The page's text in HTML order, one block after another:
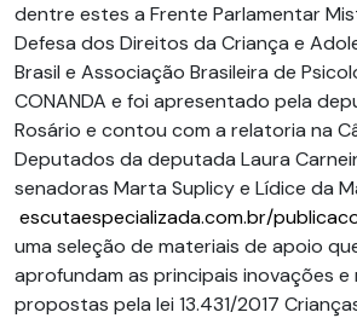
dentre estes a Frente Parlamentar
Defesa dos Direitos da Criança e
Brasil e Associação Brasileira de
CONANDA e foi apresentado pela
Rosário e contou com a relatoria na
Deputados da deputada Laura
senadoras Marta Suplicy e Lídice da
escutaespecializada.com.br/
uma seleção de materiais de apoio
aprofundam as principais inovações e
propostas pela lei 13.431/2017